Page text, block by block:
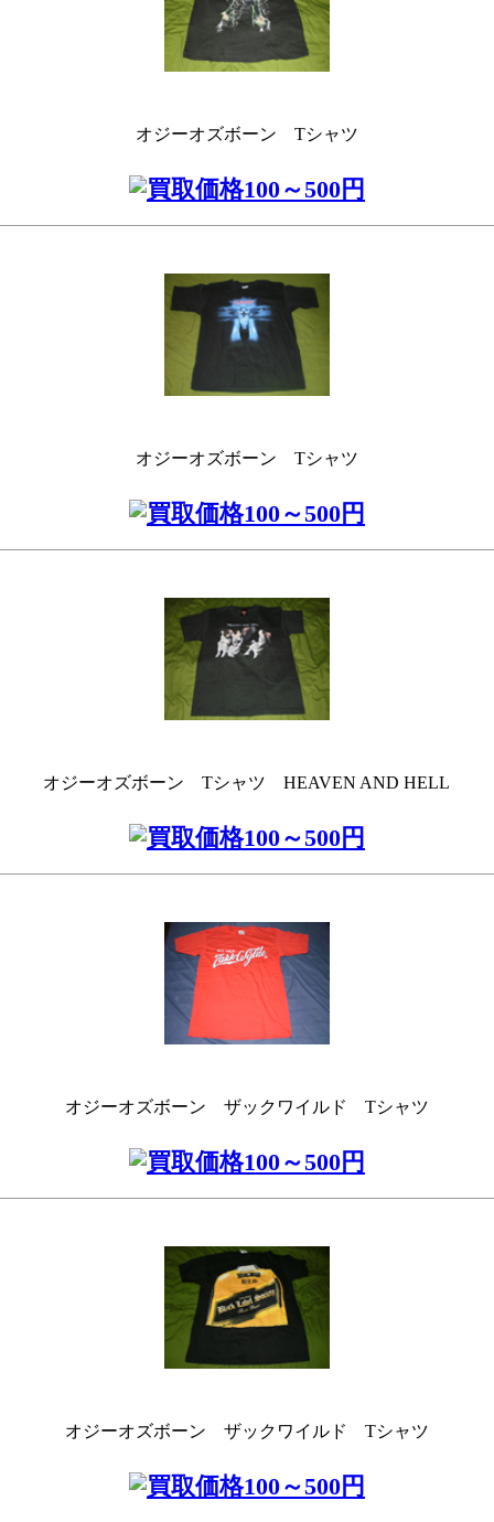
オジーオズボーン Tシャツ
オジーオズボーン Tシャツ
オジーオズボーン Tシャツ HEAVEN AND HELL
オジーオズボーン ザックワイルド Tシャツ
オジーオズボーン ザックワイルド Tシャツ